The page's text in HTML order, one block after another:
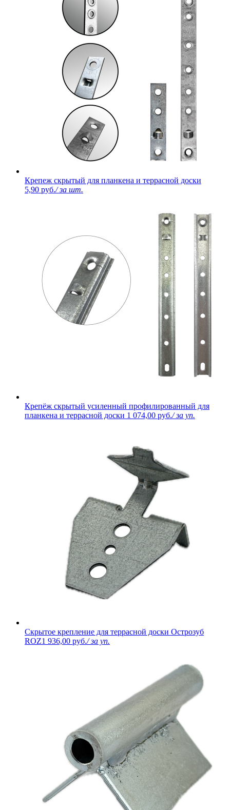
Крепеж скрытый для планкена и террасной доски
5,90 руб./ за шт.
Крепёж скрытый усиленный профилированный для
планкена и террасной доски 1 074,00 руб./ за уп.
Скрытое крепление для террасной доски Острозуб
ROZ1 936,00 руб./ за уп.